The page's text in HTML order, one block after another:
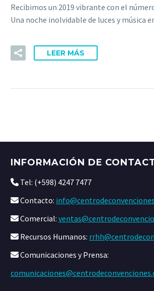
Recibimos un 2019 vibrante con el
Una noche inolvidable de luces y música
LEER MÁS
INFORMACIÓN DE
Tel: (+598) 4247 7477
Contacto:
Comercial:
Recursos Humanos:
Comunicaciones y Prensa: